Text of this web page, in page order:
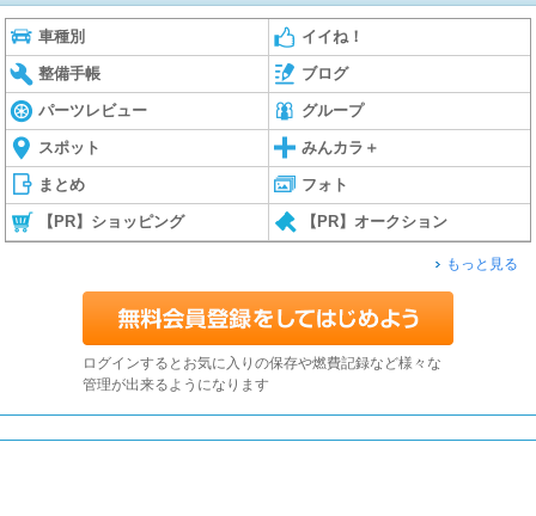
車種別 イイね！
整備手帳 ブログ
パーツレビュー グループ
スポット みんカラ＋
まとめ フォト
【PR】ショッピング 【PR】オークション
もっと見る
ログインするとお気に入りの保存や燃費記録など様々な
管理が出来るようになります